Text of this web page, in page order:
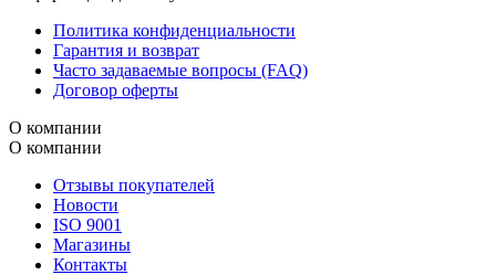
Политика конфиденциальности
Гарантия и возврат
Часто задаваемые вопросы (FAQ)
Договор оферты
О компании
О компании
Отзывы покупателей
Новости
ISO 9001
Магазины
Контакты